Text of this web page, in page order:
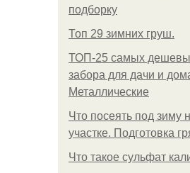
подборку
Топ 29 зимних груш.
ТОП-25 самых
забора для дачи и
Металлические
Что посеять под зиму
участке. Подготовка
Что такое сульфат